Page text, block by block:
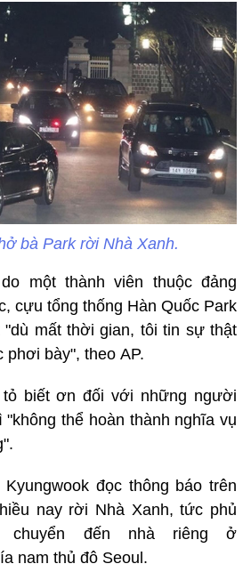
bà Park rời Nhà Xanh.
một thành viên thuộc đảng
cựu tổng thống Hàn Quốc Park
"dù mất thời gian, tôi tin sự thật
bày", theo AP.
biết ơn đối với những người
thể hoàn thành nghĩa vụ
đọc thông báo trên
nay rời Nhà Xanh, tức phủ
chuyển đến nhà riêng ở
nam thủ đô Seoul.